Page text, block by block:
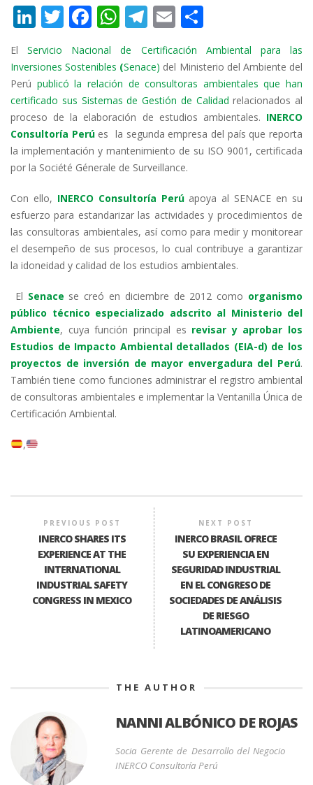
Li
k
e
dI
n
T
itt
er
F
ac
e
b
o
o
k
W
h
at
s
A
p
p
T
el
e
gr
a
m
E
m
ai
l
m
p
ar
ti
r
ElServicio Nacional de Certificación Ambiental para las
Inversiones Sostenibles (Senace) del Ministerio del Ambiente del
Perú publicó la relación de consultoras ambientales que han
certificado sus Sistemas de Gestión de Calidad relacionados al
proceso de la elaboración de estudios ambientales. INERCO
Consultoría Perúes la segunda empresa del país que reporta
la implementación y mantenimiento de su ISO 9001, certificada
por la Société Génerale de Surveillance.
Con ello, INERCO Consultoría Perúapoya al SENACE en su
esfuerzo para estandarizar las actividades y procedimientos de
las consultoras ambientales, así como para medir y monitorear
el desempeño de sus procesos, lo cual contribuye a garantizar
la idoneidad y calidad de los estudios ambientales.
El Senace se creó en diciembre de 2012 como organismo
público técnico especializado adscrito al Ministerio del
Ambiente, cuya función principal es revisar y aprobar los
Estudios de Impacto Ambiental detallados (EIA-d) de los
proyectos de inversión de mayor envergadura del Perú.
También tiene como funciones administrar el registro ambiental
de consultoras ambientales e implementar la Ventanilla Única de
Certificación Ambiental.
PREVIOUS POST
INERCO SHARES ITS
EXPERIENCE AT THE
INTERNATIONAL
INDUSTRIAL SAFETY
CONGRESS IN MEXICO
NEXT POST
INERCO BRASIL OFRECE
SU EXPERIENCIA EN
SEGURIDAD INDUSTRIAL
EN EL CONGRESO DE
SOCIEDADES DE ANÁLISIS
DE RIESGO
LATINOAMERICANO
THE AUTHOR
NANNI ALBÓNICO DE ROJAS
Socia Gerente de Desarrollo del Negocio
INERCO Consultoría Perú